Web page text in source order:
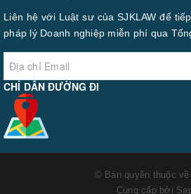
Liên hệ với Luật sư của SJKLAW để
pháp lý Doanh nghiệp miễn phí qua
CHỈ DẪN ĐƯỜNG ĐI
© Bản quyền thuộc về
Cung cấp bởi